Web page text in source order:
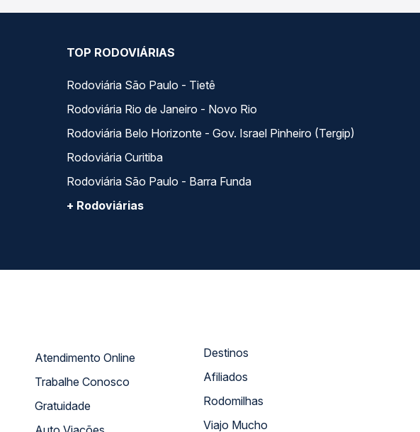
TOP RODOVIÁRIAS
Rodoviária São Paulo - Tietê
Rodoviária Rio de Janeiro - Novo Rio
Rodoviária Belo Horizonte - Gov. Israel Pinheiro (Tergip)
Rodoviária Curitiba
Rodoviária São Paulo - Barra Funda
+ Rodoviárias
Atendimento Online
Trabalhe Conosco
Gratuidade
Destinos
Afiliados
Rodomilhas
Viajo Mucho